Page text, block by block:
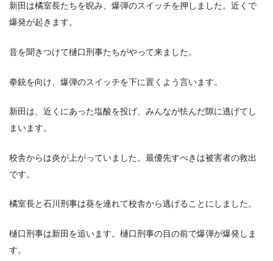
新田は橘室長たちを睨み、爆弾のスイッチを押しました。近くで
爆発が起きます。
音を聞きつけて樋口刑事たちがやって来ました。
拳銃を向け、爆弾のスイッチを下に置くよう言います。
新田は、近くにあった塩酸を投げ、みんなが怯んだ隙に逃げてし
まいます。
校舎からは炎が上がっていました。最優先すべきは被害者の救出
です。
橘室長と石川刑事は葵を連れて校舎から逃げることにしました。
樋口刑事は新田を追います。樋口刑事の目の前で爆弾が爆発しま
す。